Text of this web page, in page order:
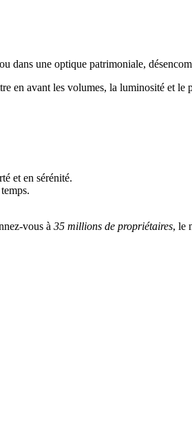
dans une optique patrimoniale,
en avant les volumes, la luminosité et
et en sérénité.
vous à 35 millions de propriétaires, le